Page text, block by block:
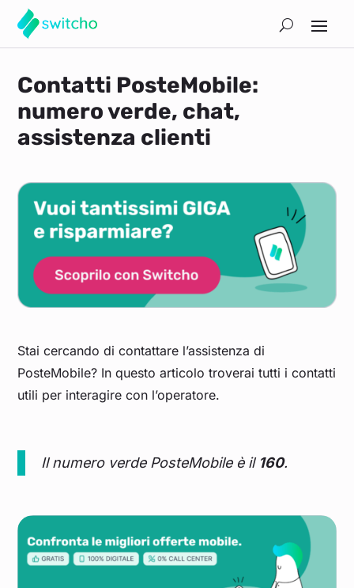
Contatti PosteMobile:
numero verde, chat,
assistenza clienti
Stai cercando di contattare l’assistenza di
PosteMobile? In questo articolo troverai tutti i contatti
utili per interagire con l’operatore.
Il numero verde PosteMobile è il 160.